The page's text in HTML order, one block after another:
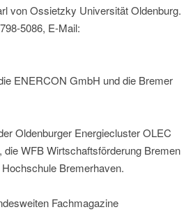
von Ossietzky Universität Oldenburg.
5086, E-Mail:
ENERCON GmbH und die Bremer
Oldenburger Energiecluster OLEC
WFB Wirtschaftsförderung Bremen
Bremerhaven.
Fachmagazine